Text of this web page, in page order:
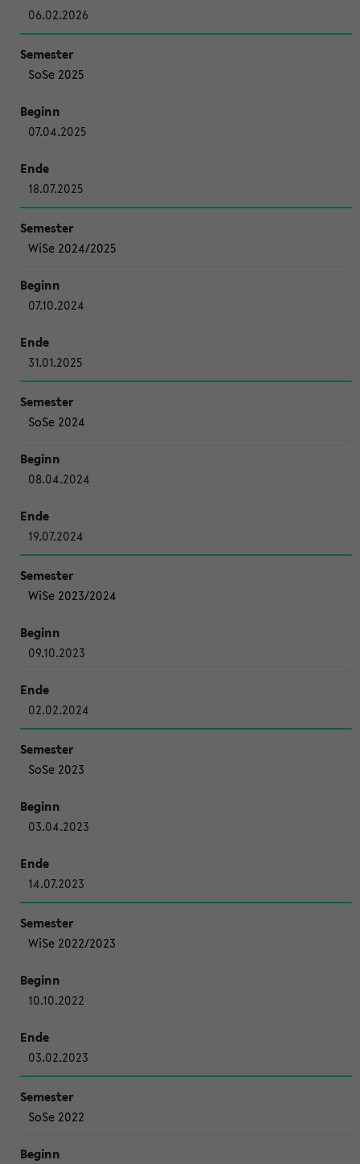
06.02.2026
SoSe 2025
07.04.2025
18.07.2025
WiSe 2024/2025
07.10.2024
31.01.2025
SoSe 2024
08.04.2024
19.07.2024
WiSe 2023/2024
09.10.2023
02.02.2024
SoSe 2023
03.04.2023
14.07.2023
WiSe 2022/2023
10.10.2022
03.02.2023
SoSe 2022